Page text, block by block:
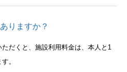
りますか？
だくと、施設利用料金は、本人と1
。